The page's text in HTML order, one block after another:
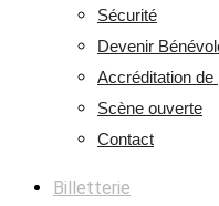
Sécurité
Devenir
Accréditation de
Scène ouverte
Contact
Billetterie